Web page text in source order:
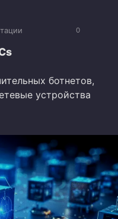
0
ботнетов,
устройства